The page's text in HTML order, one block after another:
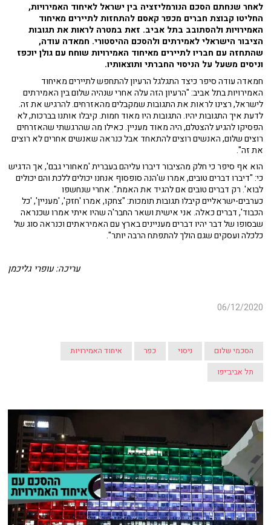
לאחר שנחתם הסכם הנורמליזציה בין ישראל לאיחוד האמירויות,
החליטו קבוצת חברים מכפר קאסם להתחזות לתיירים מאיחוד
האמירויות ולהסתובב בתל אביב. זאת במטרה לראות את תגובות
הציבור הישראלי לאמירתים ולהסכם ההיסטורי. חמאדה עודה,
שהתחזה עם חבריו לתיירים מאיחוד האמירויות שוחח עם גולן יוכפז
וניסים משעל על הניסוי החברתי ותוצאותיו.
חמאדה עודה סיפר כיצד התגלגל הרעיון להתחפש לתיירים מאיחוד
האמירויות בתל אביב: "הרעיון הזה עלה אחרי שנהיה שלום בין האמירתים
לישראל, רצינו לראות את התגובות שמקבלים מהאזרחים. להרגיש את זה.
לדעת איך התגובות יהיו. התגובות היו מאוד חמות. קיבלו אותנו בברכות, לא
הפסיקו להגיע להצטלם, היה מאוד מעניין. כאילו מה שהרגשתי שהאזרחים
רוצים שלום, האנשים רוצים להתאחד אבל כנראה שאנשים אחרים לא רוצים
את זה".
הוא אף סיפר כי חלק מהציבור דיברו עליהם בעברית 'מאחורי גבם', אך הדגיש
כי: "דיברו דברים טובים, אמרו ש'הנה סופסוף אנחנו יכולים ללכת והם יכולים
לבוא'. רק דברים טובים אם להגיד את האמת". אחרי שנחשפו
כערבים-ישראליים קיבלו תגובות תומכות: "צחקו, אמרו 'חזק', 'מעניין', 'כל
הכבוד', דברים כאלה. אני אישית ושאר החבר'ה שהיו איתי אמרו שכנראה
שבסופו של דבר יהיו דברים מעניינים בארץ עם האמיראתים וכנראה סוג של
כלכלה ועסקים שגם הולך להתפתח הרבה יותר".
עריכה: עופרי גליכמן
06/12/2020
הסכמי שלום ניסוי כפר
איחוד האמירויות
תל אביב־יפו